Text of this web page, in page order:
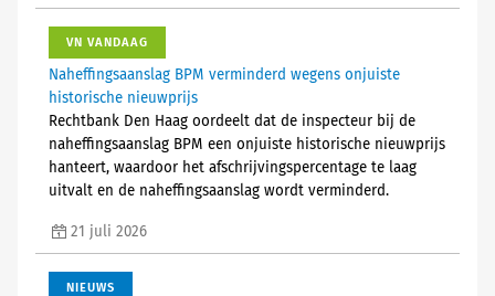
VN VANDAAG
Naheffingsaanslag BPM verminderd wegens onjuiste
historische nieuwprijs
Rechtbank Den Haag oordeelt dat de inspecteur bij de
naheffingsaanslag BPM een onjuiste historische nieuwprijs
hanteert, waardoor het afschrijvingspercentage te laag
uitvalt en de naheffingsaanslag wordt verminderd.
21 juli 2026
NIEUWS